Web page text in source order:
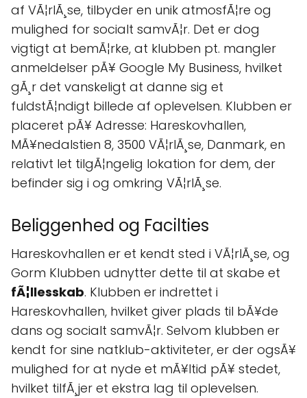
af VÃ¦rlÃ¸se, tilbyder en unik atmosfÃ¦re og
mulighed for socialt samvÃ¦r. Det er dog
vigtigt at bemÃ¦rke, at klubben pt. mangler
anmeldelser pÃ¥ Google My Business, hvilket
gÃ¸r det vanskeligt at danne sig et
fuldstÃ¦ndigt billede af oplevelsen. Klubben er
placeret pÃ¥ Adresse: Hareskovhallen,
MÃ¥nedalstien 8, 3500 VÃ¦rlÃ¸se, Danmark, en
relativt let tilgÃ¦ngelig lokation for dem, der
befinder sig i og omkring VÃ¦rlÃ¸se.
Beliggenhed og Facilties
Hareskovhallen er et kendt sted i VÃ¦rlÃ¸se, og
Gorm Klubben udnytter dette til at skabe et
fÃ¦llesskab. Klubben er indrettet i
Hareskovhallen, hvilket giver plads til bÃ¥de
dans og socialt samvÃ¦r. Selvom klubben er
kendt for sine natklub-aktiviteter, er der ogsÃ¥
mulighed for at nyde et mÃ¥ltid pÃ¥ stedet,
hvilket tilfÃ¸jer et ekstra lag til oplevelsen.